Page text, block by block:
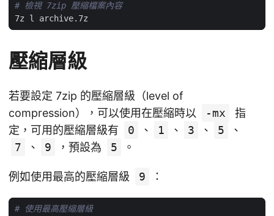
# 檢視 7zip 壓縮檔案內容
壓縮層級
若要設定 7zip 的壓縮層級（level of
compression），可以使用在壓縮時以
-mx
指
定，可用的壓縮層級有
0 、 1 、 3 、 5
、
7
、 9 ，預設為 5 。
例如使用最高的壓縮層級 9 ：
# 使用最高壓縮層級